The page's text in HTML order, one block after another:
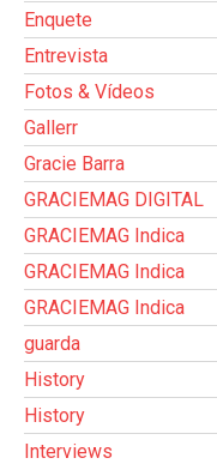
Enquete
Entrevista
Fotos & Vídeos
Gallerr
Gracie Barra
GRACIEMAG DIGITAL
GRACIEMAG Indica
GRACIEMAG Indica
GRACIEMAG Indica
guarda
History
History
Interviews